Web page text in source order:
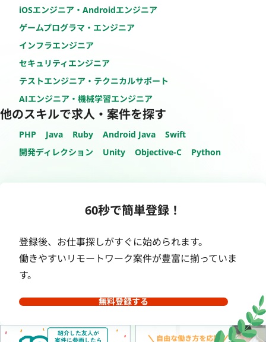
iOSエンジニア・Androidエンジニア
ゲームプログラマ・エンジニア
インフラエンジニア
セキュリティエンジニア
テストエンジニア・テクニカルサポート
AIエンジニア・機械学習エンジニア
他のスキルで求人・案件を探す
PHP Java Ruby Android Java
Swift
開発ディレクション
Unity Objective-C Python
60秒で簡単登録！
登録後、お仕事探しがすぐに始められます。
働きやすいリモートワーク案件が豊富に揃っていま
す。
無料登録する